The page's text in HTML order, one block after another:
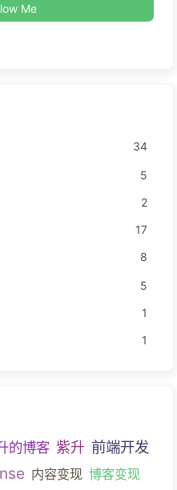
Me
34
5
2
17
8
5
1
1
的博客 紫升 前端开发
内容变现 博客变现